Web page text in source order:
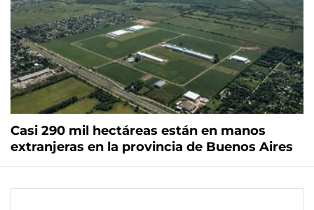
Casi 290 mil hectáreas están en manos
extranjeras en la provincia de Buenos Aires